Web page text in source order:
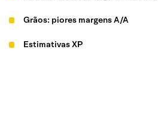
Grãos: piores margens A/A
Estimativas XP